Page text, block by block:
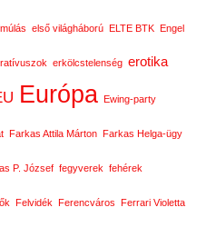
első világháború ELTE BTK Engel
erkölcstelenség erotika
Európa Ewing-party
Farkas Attila Márton Farkas Helga-ügy
P. József fegyverek fehérek
Felvidék Ferencváros Ferrari Violetta